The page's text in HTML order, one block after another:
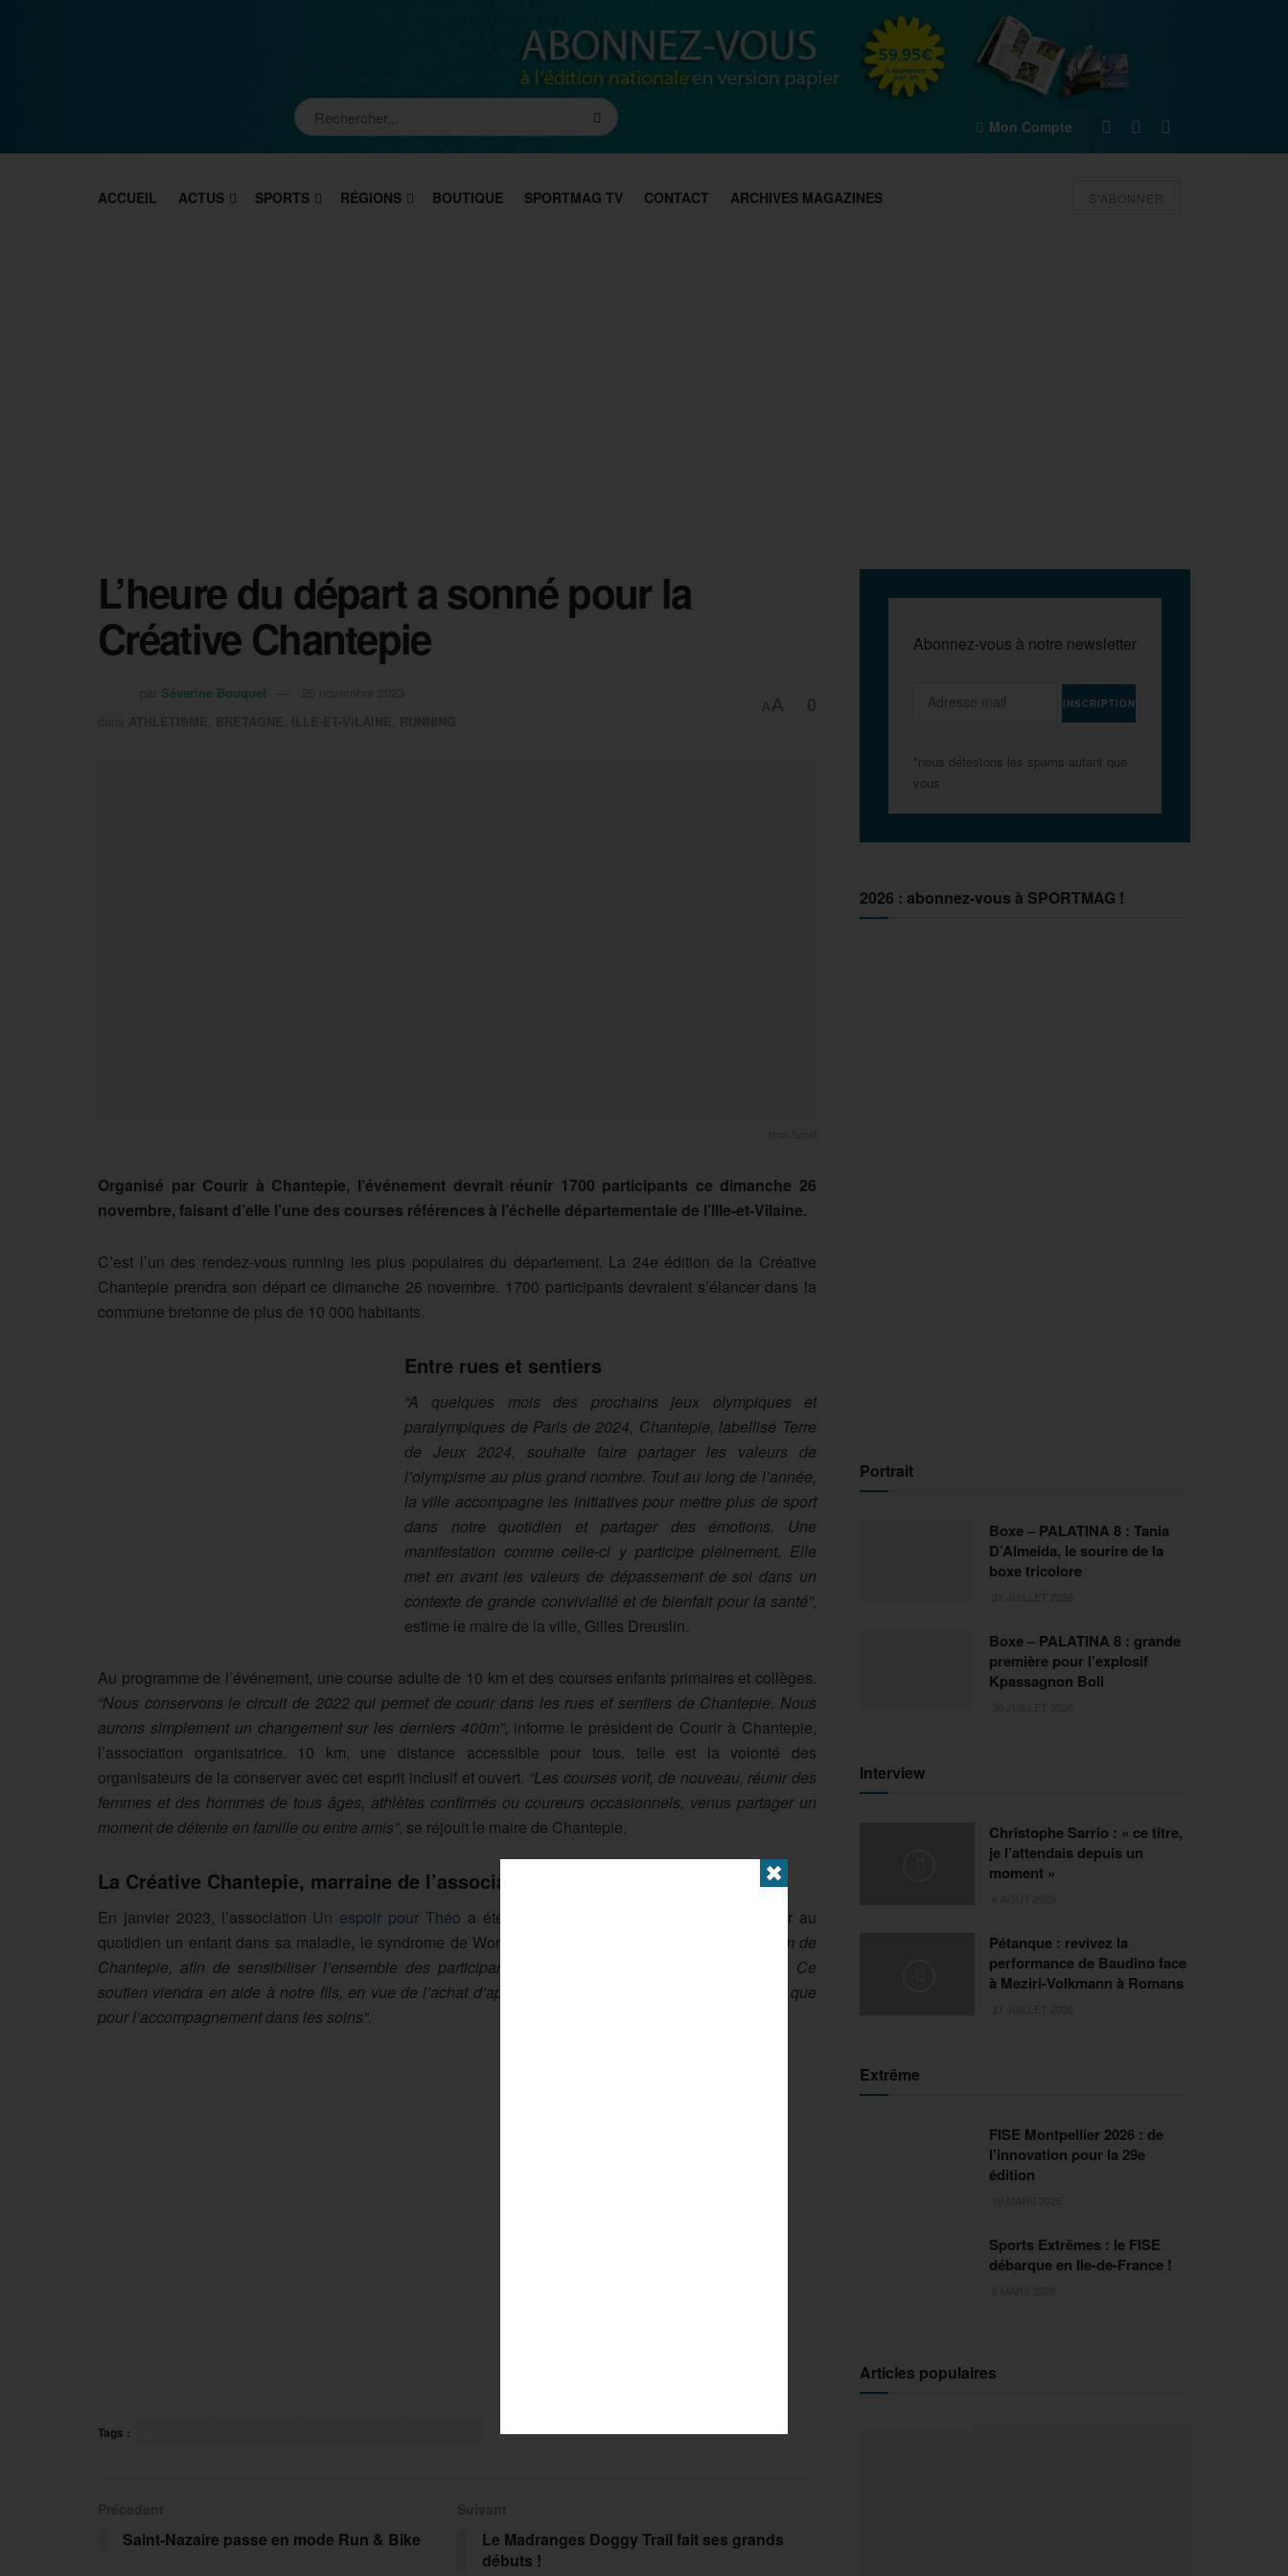
Mon Compte
ACCUEIL ACTUS SPORTS RÉGIONS BOUTIQUE SPORTMAG TV CONTACT ARCHIVES MAGAZINES S'ABONNER
L’heure du départ a sonné pour la
Créative Chantepie
Séverine Bouquet
A A 0
Organisé par Courir à Chantepie, l’événement devrait réunir 1700 participants ce dimanche 26
novembre, faisant d’elle l’une des courses références à l’échelle départementale de l’Ille-et-Vilaine.
C’est l’un des rendez-vous running les plus populaires du département. La 24e édition de la Créative
Chantepie prendra son départ ce dimanche 26 novembre. 1700 participants devraient s’élancer dans la
commune bretonne de plus de 10 000 habitants.
Entre rues et sentiers
“A quelques mois des prochains jeux olympiques et
paralympiques de Paris de 2024, Chantepie, labellisé Terre
de Jeux 2024, souhaite faire partager les valeurs de
l’olympisme au plus grand nombre. Tout au long de l’année,
la ville accompagne les initiatives pour mettre plus de sport
dans notre quotidien et partager des émotions. Une
manifestation comme celle-ci y participe pleinement. Elle
met en avant les valeurs de dépassement de soi dans un
contexte de grande convivialité et de bienfait pour la santé”,
estime le maire de la ville, Gilles Dreuslin.
Au programme de l’événement, une course adulte de 10 km et des courses enfants primaires et collèges.
“Nous conservons le circuit de 2022 qui permet de courir dans les rues et sentiers de Chantepie. Nous
aurons simplement un changement sur les derniers 400m”, informe le président de Courir à Chantepie,
l’association organisatrice. 10 km, une distance accessible pour tous, telle est la volonté des
organisateurs de la conserver avec cet esprit inclusif et ouvert. “Les courses vont, de nouveau, réunir des
femmes et des hommes de tous âges, athlètes confirmés ou coureurs occasionnels, venus partager un
moment de détente en famille ou entre amis”, se réjouit le maire de Chantepie.
La Créative Chantepie, marraine de l’association Un espoir pour Théo
En janvier 2023, l’association Un espoir pour Théo a été créée avec pour objectif d’accompagner au
quotidien un enfant dans sa maladie, le syndrome de Woree.
”Nous profitons de la journée du 10km de
Chantepie, afin de sensibiliser l’ensemble des participants et partenaires,
Ce
soutien viendra en aide à notre fils, en vue de l’achat d’appareils et d’équipements médicaux, ainsi que
pour l’accompagnement dans les soins”.
Tags :
Saint-Nazaire passe en mode Run & Bike
Le Madranges Doggy Trail fait ses grands
débuts !
Abonnez-vous à notre newsletter
*nous détestons les spams autant que
vous
2026 : abonnez-vous à SPORTMAG !
Portrait
Boxe – PALATINA 8 : Tania
D’Almeida, le sourire de la
boxe tricolore
Boxe – PALATINA 8 : grande
première pour l’explosif
Kpassagnon Boli
Interview
Christophe Sarrio : « ce titre,
je l’attendais depuis un
moment »
Pétanque : revivez la
performance de Baudino face
à Meziri-Volkmann à Romans
Extrême
FISE Montpellier 2026 : de
l’innovation pour la 29e
édition
Sports Extrêmes : le FISE
débarque en Ile-de-France !
Articles populaires
✖